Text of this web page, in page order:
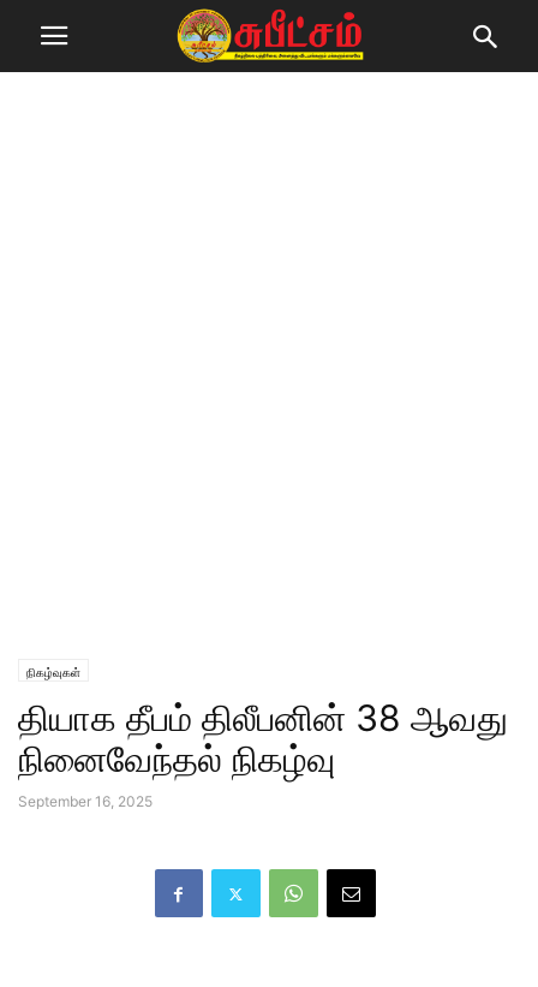
நிகழ்வுகள்
தியாக தீபம் திலீபனின் 38 ஆவது
நினைவேந்தல் நிகழ்வு
September 16, 2025